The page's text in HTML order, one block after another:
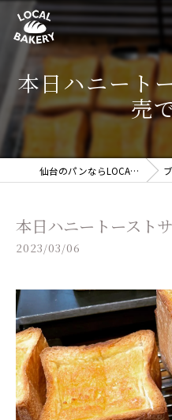
本日ハニート
売
仙台のパンならLOCAL BAKERY ブログ
本日ハニートースト
2023/03/06